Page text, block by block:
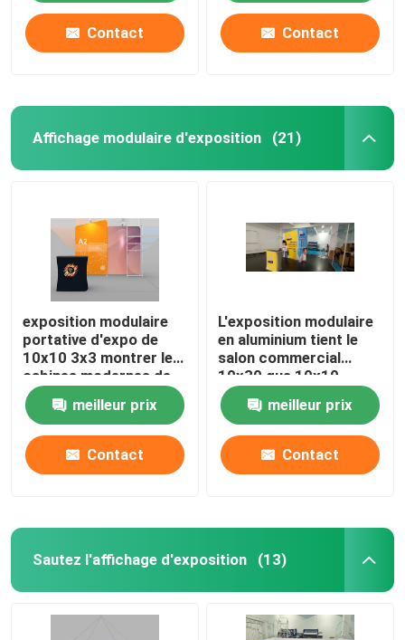
Contact Contact
Affichage modulaire d'exposition (21)
exposition modulaire
portative d'expo de
10x10 3x3 montrer les
cabines modernes de
salon commercial
meilleur prix
Contact
L'exposition modulaire
en aluminium tient le
salon commercial
10x30 que 10x10
sautent la cabine
meilleur prix
Contact
Sautez l'affichage d'exposition (13)